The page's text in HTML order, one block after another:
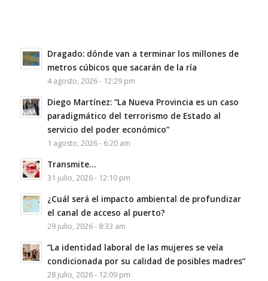
Dragado: dónde van a terminar los millones de
metros cúbicos que sacarán de la ría
4 agosto, 2026 - 12:29 pm
Diego Martínez: “La Nueva Provincia es un caso
paradigmático del terrorismo de Estado al
servicio del poder económico”
1 agosto, 2026 - 6:20 am
Transmite…
31 julio, 2026 - 12:10 pm
¿Cuál será el impacto ambiental de profundizar
el canal de acceso al puerto?
29 julio, 2026 - 8:33 am
“La identidad laboral de las mujeres se veía
condicionada por su calidad de posibles madres”
28 julio, 2026 - 12:09 pm